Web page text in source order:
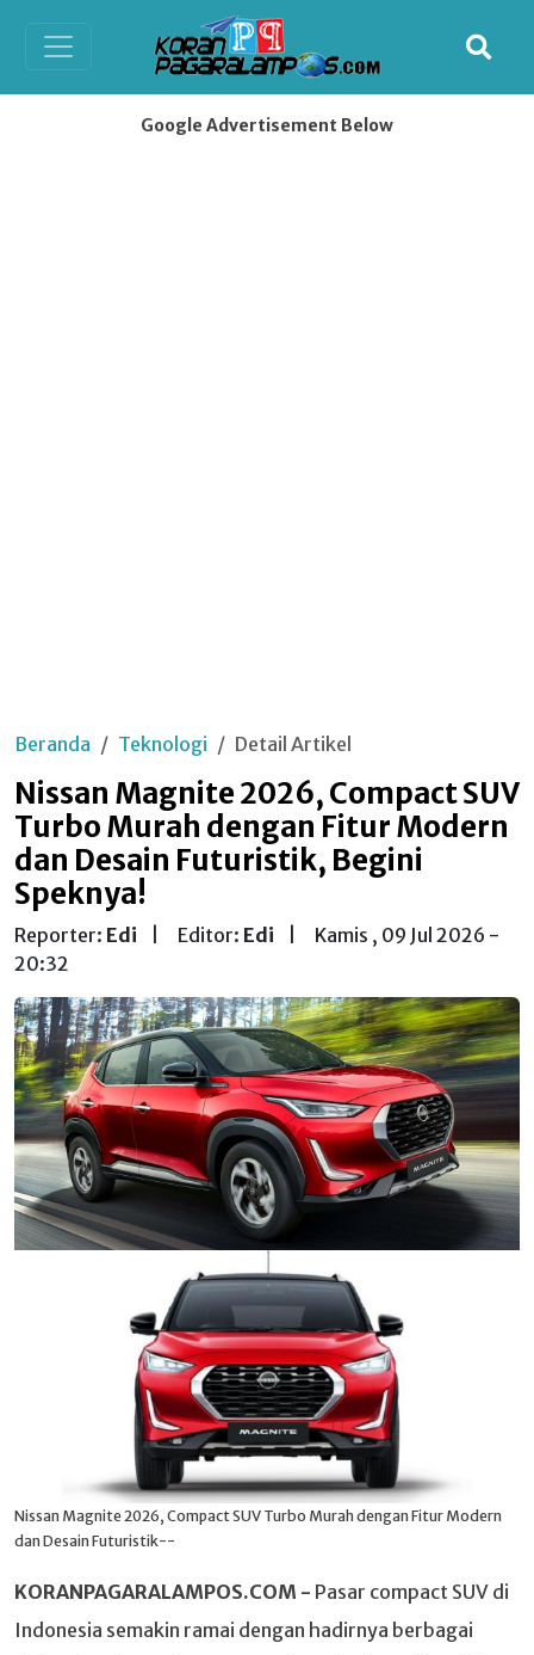
Google Advertisement Below
Beranda Teknologi Detail Artikel
Nissan Magnite 2026, Compact SUV
Turbo Murah dengan Fitur Modern
dan Desain Futuristik, Begini
Speknya!
Reporter: Edi Editor: Edi
Kamis , 09 Jul 2026 -
20:32
Nissan Magnite 2026, Compact SUV Turbo Murah dengan Fitur Modern
dan Desain Futuristik--
KORANPAGARALAMPOS.COM - Pasar compact SUV di
Indonesia semakin ramai dengan hadirnya berbagai